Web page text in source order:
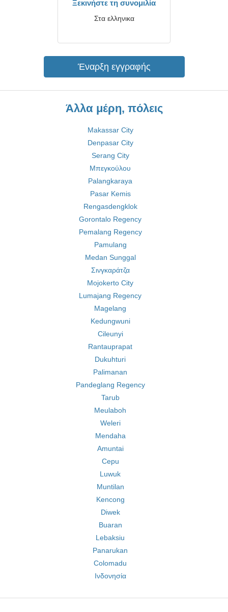
Ξεκινήστε τη συνομιλία
Στα ελληνικα
Έναρξη εγγραφής
Άλλα μέρη, πόλεις
Makassar City
Denpasar City
Serang City
Μπεγκούλου
Palangkaraya
Pasar Kemis
Rengasdengklok
Gorontalo Regency
Pemalang Regency
Pamulang
Medan Sunggal
Σινγκαράτζα
Mojokerto City
Lumajang Regency
Magelang
Kedungwuni
Cileunyi
Rantauprapat
Dukuhturi
Palimanan
Pandeglang Regency
Tarub
Meulaboh
Weleri
Mendaha
Amuntai
Cepu
Luwuk
Muntilan
Kencong
Diwek
Buaran
Lebaksiu
Panarukan
Colomadu
Ινδονησία